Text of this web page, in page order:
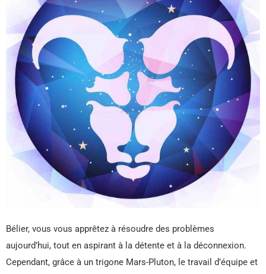
Bélier, vous vous apprêtez à résoudre des problèmes
aujourd’hui, tout en aspirant à la détente et à la déconnexion.
Cependant, grâce à un trigone Mars-Pluton, le travail d’équipe et